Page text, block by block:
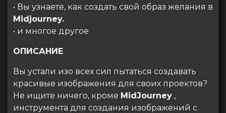
• Вы узнаете, как создать свой образ желания в
Midjourney.
• и многое другое
ОПИСАНИЕ
Вы устали изо всех сил пытаться создавать
красивые изображения для своих проектов?
Не ищите ничего, кроме MidJourney ,
инструмента для создания изображений с